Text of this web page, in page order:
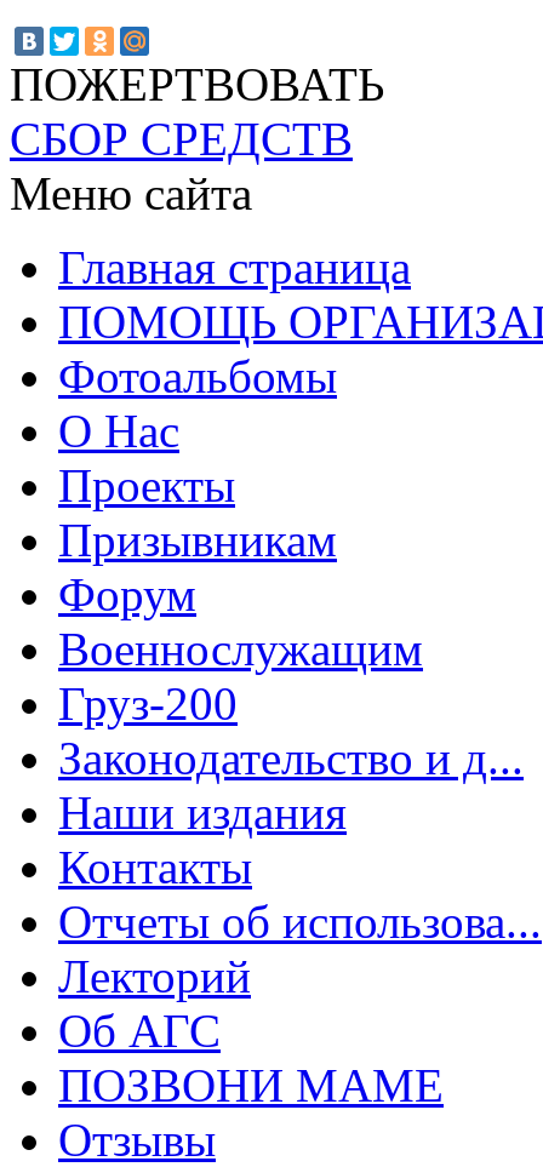
ПОЖЕРТВОВАТЬ
СБОР СРЕДСТВ
Меню сайта
Главная страница
ПОМОЩЬ
Фотоальбомы
О Нас
Проекты
Призывникам
Форум
Военнослужащим
Груз-200
Законодательство и д...
Наши издания
Контакты
Отчеты об использова...
Лекторий
Об АГС
ПОЗВОНИ МАМЕ
Отзывы